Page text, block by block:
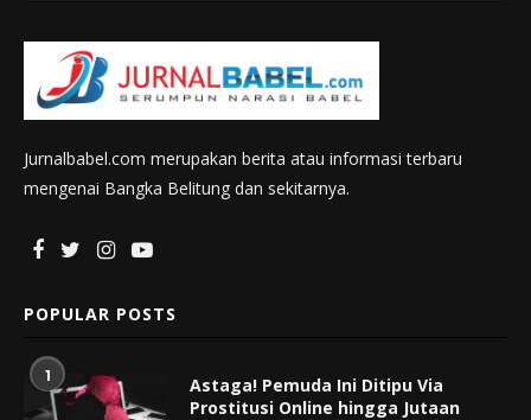
Jurnalbabel.com merupakan berita atau informasi terbaru
mengenai Bangka Belitung dan sekitarnya.
POPULAR POSTS
1
Astaga! Pemuda Ini Ditipu Via
Prostitusi Online hingga Jutaan